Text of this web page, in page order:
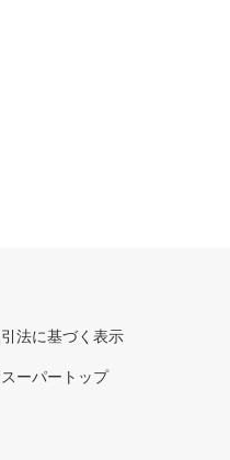
法に基づく表示
ーパートップ